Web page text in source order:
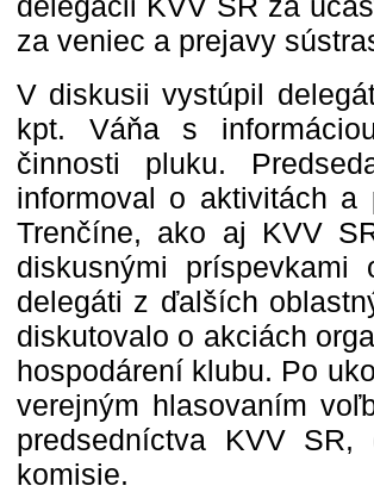
za veniec a prejavy
V diskusii vystúpil
kpt. Váňa s
činnosti pluku.
informoval o aktivitách a
Trenčíne, ako aj KVV
diskusnými
delegáti z ďalších
diskutovalo o akciách
hospodárení klubu. Po
verejným hlasovaním
predsedníctva KVV
komisie.